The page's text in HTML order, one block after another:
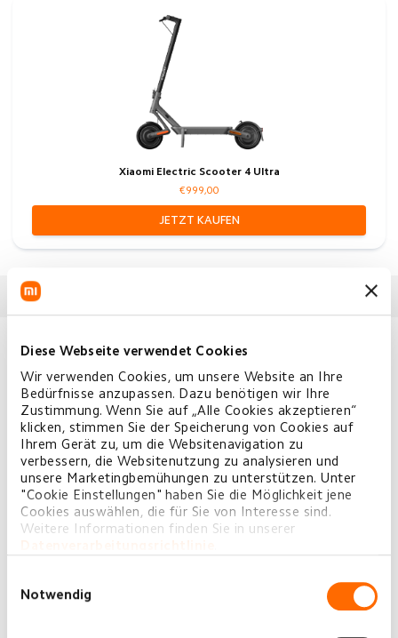
Diese Webseite verwendet Cookies
Wir verwenden Cookies, um unsere Website an Ihre
Bedürfnisse anzupassen. Dazu benötigen wir Ihre
Zustimmung. Wenn Sie auf „Alle Cookies akzeptieren“
klicken, stimmen Sie der Speicherung von Cookies auf
Ihrem Gerät zu, um die Websitenavigation zu
verbessern, die Websitenutzung zu analysieren und
unsere Marketingbemühungen zu unterstützen. Unter
"Cookie Einstellungen" haben Sie die Möglichkeit jene
Cookies auswählen, die für Sie von Interesse sind.
Weitere Informationen finden Sie in unserer
Notwendig
Xiaomi Electric Scooter 4 Ultra
€999,00
JETZT KAUFEN
SPEZIFIKATIONEN
IP Rate IPX4
Design
Farbe
Black
Display
Displaytyp
LED
Konnektivität